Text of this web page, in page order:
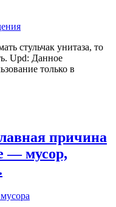
стульчак унитаза, то
Upd: Данное
только в
причина
— мусор,